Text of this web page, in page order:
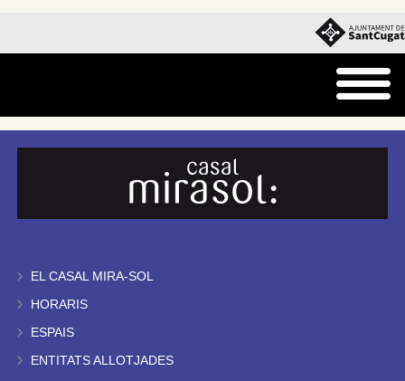
EL CASAL MIRA-SOL
HORARIS
ESPAIS
ENTITATS ALLOTJADES